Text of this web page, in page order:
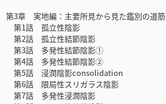
第3章 実地編：主要所見から見た鑑別の道筋
第1話 孤立性陰影
第2話 孤立性結節陰影
第3話 多発性結節陰影①
第4話 多発性結節陰影②
第5話 浸潤陰影consolidation
第6話 限局性スリガラス陰影
第7話 多発性浸潤陰影